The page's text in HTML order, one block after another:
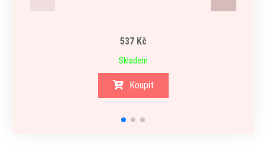
537 Kč
Skladem
Koupit